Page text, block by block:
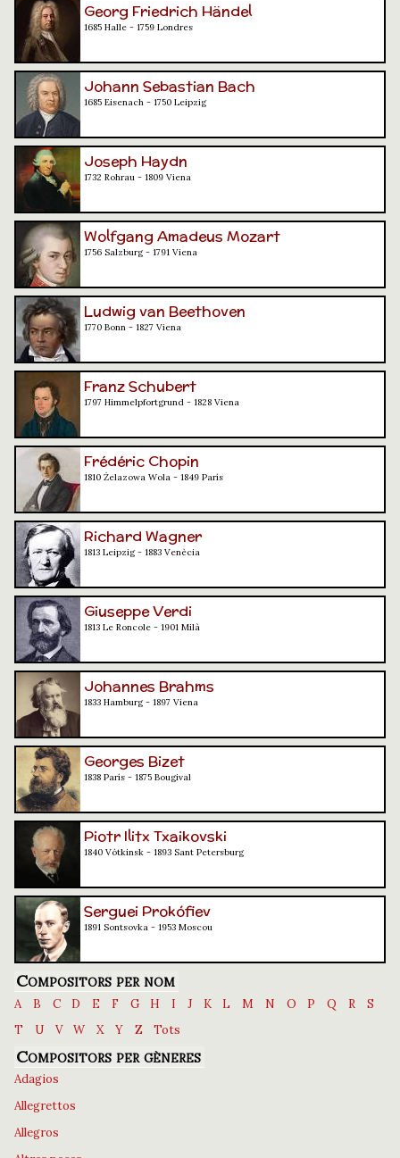
Georg Friedrich Händel
1685 Halle - 1759 Londres
Johann Sebastian Bach
1685 Eisenach - 1750 Leipzig
Joseph Haydn
1732 Rohrau - 1809 Viena
Wolfgang Amadeus Mozart
1756 Salzburg - 1791 Viena
Ludwig van Beethoven
1770 Bonn - 1827 Viena
Franz Schubert
1797 Himmelpfortgrund - 1828 Viena
Frédéric Chopin
1810 Żelazowa Wola - 1849 París
Richard Wagner
1813 Leipzig - 1883 Venècia
Giuseppe Verdi
1813 Le Roncole - 1901 Milà
Johannes Brahms
1833 Hamburg - 1897 Viena
Georges Bizet
1838 París - 1875 Bougival
Piotr Ilitx Txaikovski
1840 Vótkinsk - 1893 Sant Petersburg
Serguei Prokófiev
1891 Sontsovka - 1953 Moscou
Compositors per nom
A B C D E F G H I J K L M N O P Q R
S
T
U V W X Y Z Tots
Compositors per gèneres
Adagios
Allegrettos
Allegros